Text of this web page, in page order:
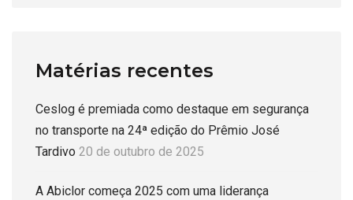
Matérias recentes
Ceslog é premiada como destaque em segurança
no transporte na 24ª edição do Prêmio José
Tardivo 20 de outubro de 2025
A Abiclor começa 2025 com uma liderança